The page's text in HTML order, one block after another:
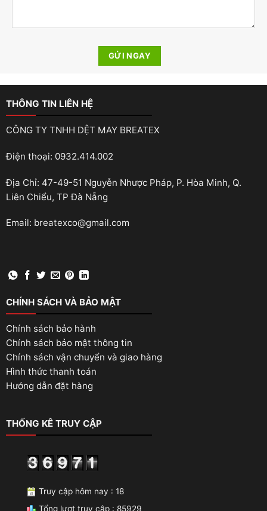
THÔNG TIN LIÊN HỆ
CÔNG TY TNHH DỆT MAY BREATEX
Điện thoại: 0932.414.002
Địa Chỉ: 47-49-51 Nguyễn Nhược Pháp, P. Hòa Minh, Q.
Liên Chiểu, TP Đà Nẵng
Email: breatexco@gmail.com
CHÍNH SÁCH VÀ BẢO MẬT
Chính sách bảo hành
Chính sách bảo mật thông tin
Chính sách vận chuyển và giao hàng
Hình thức thanh toán
Hướng dẫn đặt hàng
THỐNG KÊ TRUY CẬP
Truy cập hôm nay : 18
Tổng lượt truy cập : 85929